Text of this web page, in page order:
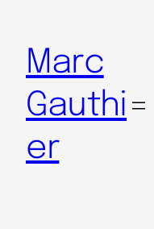
Marc
Gauthi
er